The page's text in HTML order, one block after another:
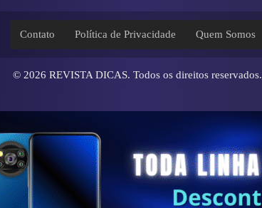
Contato Política de Privacidade Quem Somos
© 2026 REVISTA DICAS. Todos os direitos reservados.